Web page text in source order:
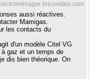
bricovideo.com
aussi réactives.
Mamigas.
les contacts du
d'un modèle Citel VG
gaz et un temps de
dis bien théorique. On